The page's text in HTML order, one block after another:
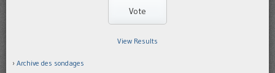
View Results
Archive des sondages